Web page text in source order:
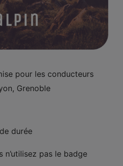
pour les conducteurs
Grenoble
durée
n’utilisez pas le badge